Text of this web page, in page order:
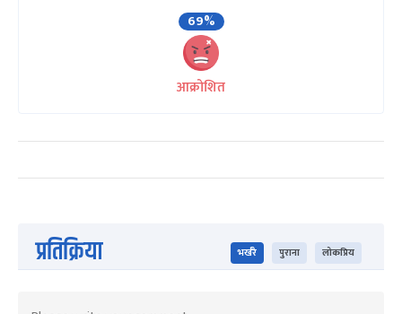
69%
आक्रोशित
प्रतिक्रिया भर्खरै पुराना लोकप्रिय